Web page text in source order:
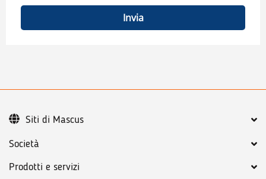
Invia
Società
Prodotti e servizi
Siti di Mascus